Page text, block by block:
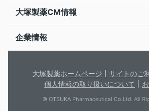
大塚製薬CM情報
企業情報
大塚製薬ホームページ
サイトのご
個人情報の取り扱いについて
© OTSUKA Pharmaceutical Co.Ltd. All